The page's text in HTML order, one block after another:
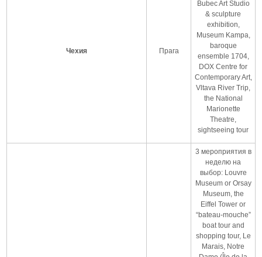
Чехия Прага
Bubec Art Studio
& sculpture
exhibition,
Museum Kampa,
baroque
ensemble 1704,
DOX Centre for
Contemporary Art,
Vltava River Trip,
the National
Marionette
Theatre,
sightseeing tour
3 мероприятия в
неделю на
выбор: Louvre
Museum or Orsay
Museum, the
Eiffel Tower or
“bateau-mouche”
boat tour and
shopping tour, Le
Marais, Notre